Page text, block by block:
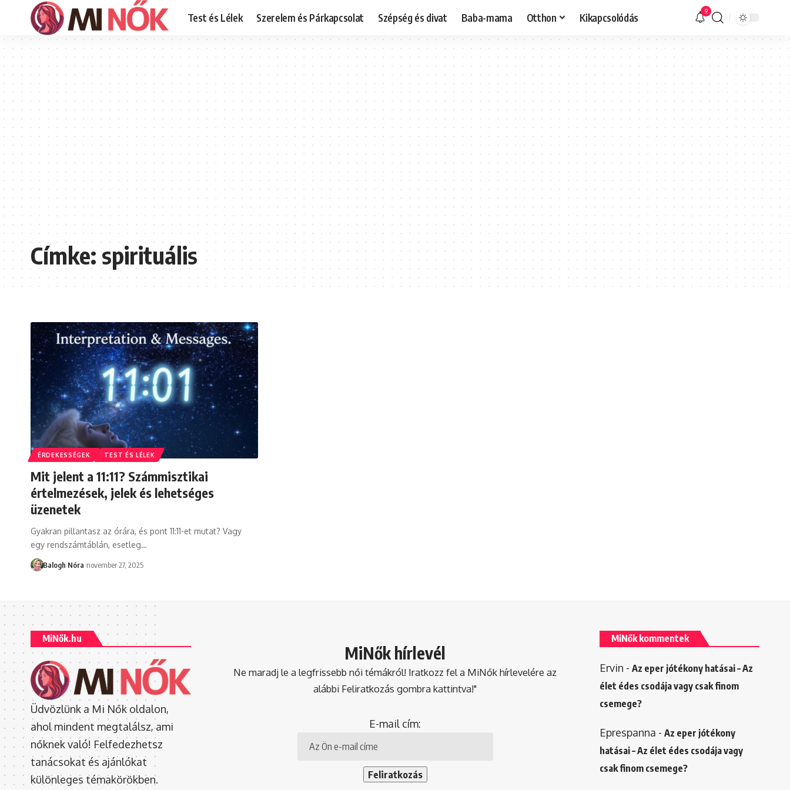
Test és Lélek Szerelem és Párkapcsolat Szépség és divat Baba-mama Otthon Kikapcsolódás 9
Címke:spirituális
ÉRDEKESSÉGEK TEST ÉS LÉLEK
Mit jelent a 11:11? Számmisztikai
értelmezések, jelek és lehetséges
üzenetek
Gyakran pillantasz az órára, és pont 11:11-et mutat? Vagy
egy rendszámtáblán, esetleg…
Balogh Nóra november 27, 2025
MiNők.hu
Üdvözlünk a Mi Nők oldalon,
ahol mindent megtalálsz, ami
nőknek való! Felfedezhetsz
tanácsokat és ajánlókat
különleges témakörökben.
MiNők hírlevél
Ne maradj le a legfrissebb női témákról! Iratkozz fel a MiNők hírlevelére az
alábbi Feliratkozás gombra kattintva!"
E-mail cím:
MiNők kommentek
Ervin - Az eper jótékony hatásai – Az
élet édes csodája vagy csak finom
csemege?
Eprespanna - Az eper jótékony
hatásai – Az élet édes csodája vagy
csak finom csemege?